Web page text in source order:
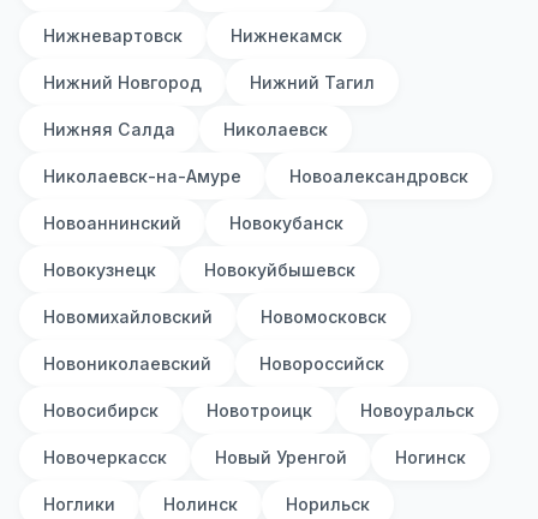
Нижневартовск Нижнекамск
Нижний Новгород Нижний Тагил
Нижняя Салда Николаевск
Николаевск-на-Амуре Новоалександровск
Новоаннинский Новокубанск
Новокузнецк Новокуйбышевск
Новомихайловский Новомосковск
Новониколаевский Новороссийск
Новосибирск Новотроицк Новоуральск
Новочеркасск Новый Уренгой Ногинск
Ноглики Нолинск Норильск